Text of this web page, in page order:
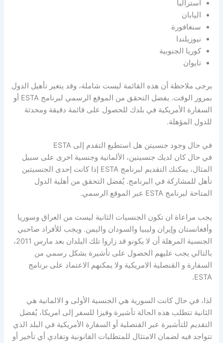
أستراليا
اليابان
سنغافورة
نيوزيلندا
كوريا الجنوبية
تايوان
يرجى ملاحظة أن هذه القائمة ليست شاملة، وقد يتغير تأهيل الدول
بمرور الوقت. يفضل التحقق من الموقع الرسمي لبرنامج ESTA أو
السفارة الأمريكية في بلدك للحصول على قائمة دقيقة ومحدثة
للدول المؤهلة.
في حال وجود جنسيتن هل استطيع التقدم إلى ESTA
في حال كان لديك جنسيتين، الألمانية وجنسية اخرى على سبيل
المثال، يمكنك التقديم لبرنامج ESTA إذا كانت إحدى الجنسيتين
تأهل للمشاركة في البرنامج. يُفضل التحقق من أهلية الدول
المتاحة لبرنامج ESTA عبر الموقع الرسمي.
يجب مراعاة ان تكون الجنسيات الثانية ليست من العراق وسوريا
وأفغانستان وإيران وليبيا والسودان واليمن. ويجب للأفراد صاحبي
الجنسية المرهلة أن لا يكونو قد زاروا تلك البلدان بعد مارس 2011،
بالتالي يجب عليهم الحصول على تأشيرة بشكل رسمي من
السفارة و القنصلية الامريكية ولا يمكنهم الاعتماد على برنامج
ESTA.
لذا، في حال كانت السورية هي الجنسية الأولى و الالمانية هي
الثانية تتطلب هذه الحالة تأشيرة وفيزا للسفر إلى امريكا، يُفضل
التقديم للتأشيرة عبر القنصلية أو السفارة الأمريكية في البلد الذي
تتواجد فيه لضمان الامتثال للمتطلبات القانونية وتفادي أي تأخير أو